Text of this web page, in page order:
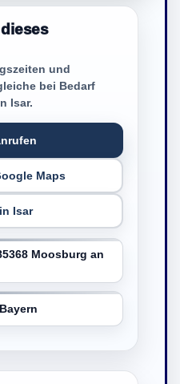
und
bei Bedarf
Isar.
Maps
Isar
Moosburg an